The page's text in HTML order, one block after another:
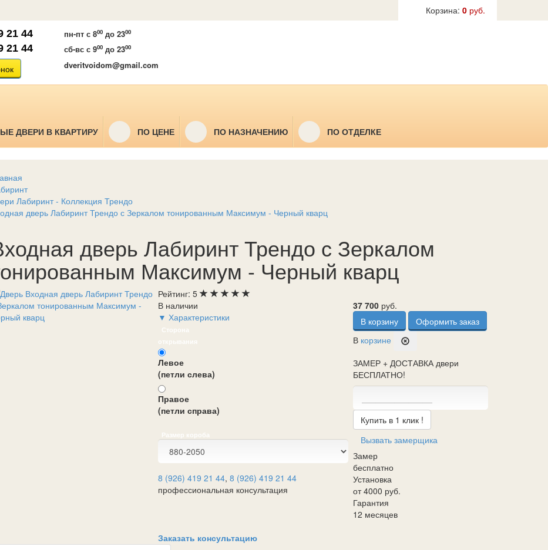
Корзина: 0 руб.
21 44
21 44
пн-пт с 800 до 2300
сб-вс с 900 до 2300
dveritvoidom@gmail.com
ДВЕРИ В КВАРТИРУ ПО ЦЕНЕ ПО НАЗНАЧЕНИЮ ПО ОТДЕЛКЕ
Лабиринт - Коллекция Трендо
дверь Лабиринт Трендо с Зеркалом тонированным Максимум - Черный кварц
дверь Лабиринт Трендо с Зеркалом
Максимум - Черный кварц
Рейтинг: 5
В наличии
▼ Характеристики
Сторона
открывания
Левое
(петли слева)
Правое
(петли справа)
Размер короба
8 (926) 419 21 44, 8 (926) 419 21 44
профессиональная консультация
37 700 руб.
В корзину
Оформить заказ
В корзине
ЗАМЕР + ДОСТАВКА двери
БЕСПЛАТНО!
Купить в 1 клик !
Вызвать замерщика
Замер
бесплатно
Установка
от 4000 руб.
Гарантия
12 месяцев
Заказать консультацию